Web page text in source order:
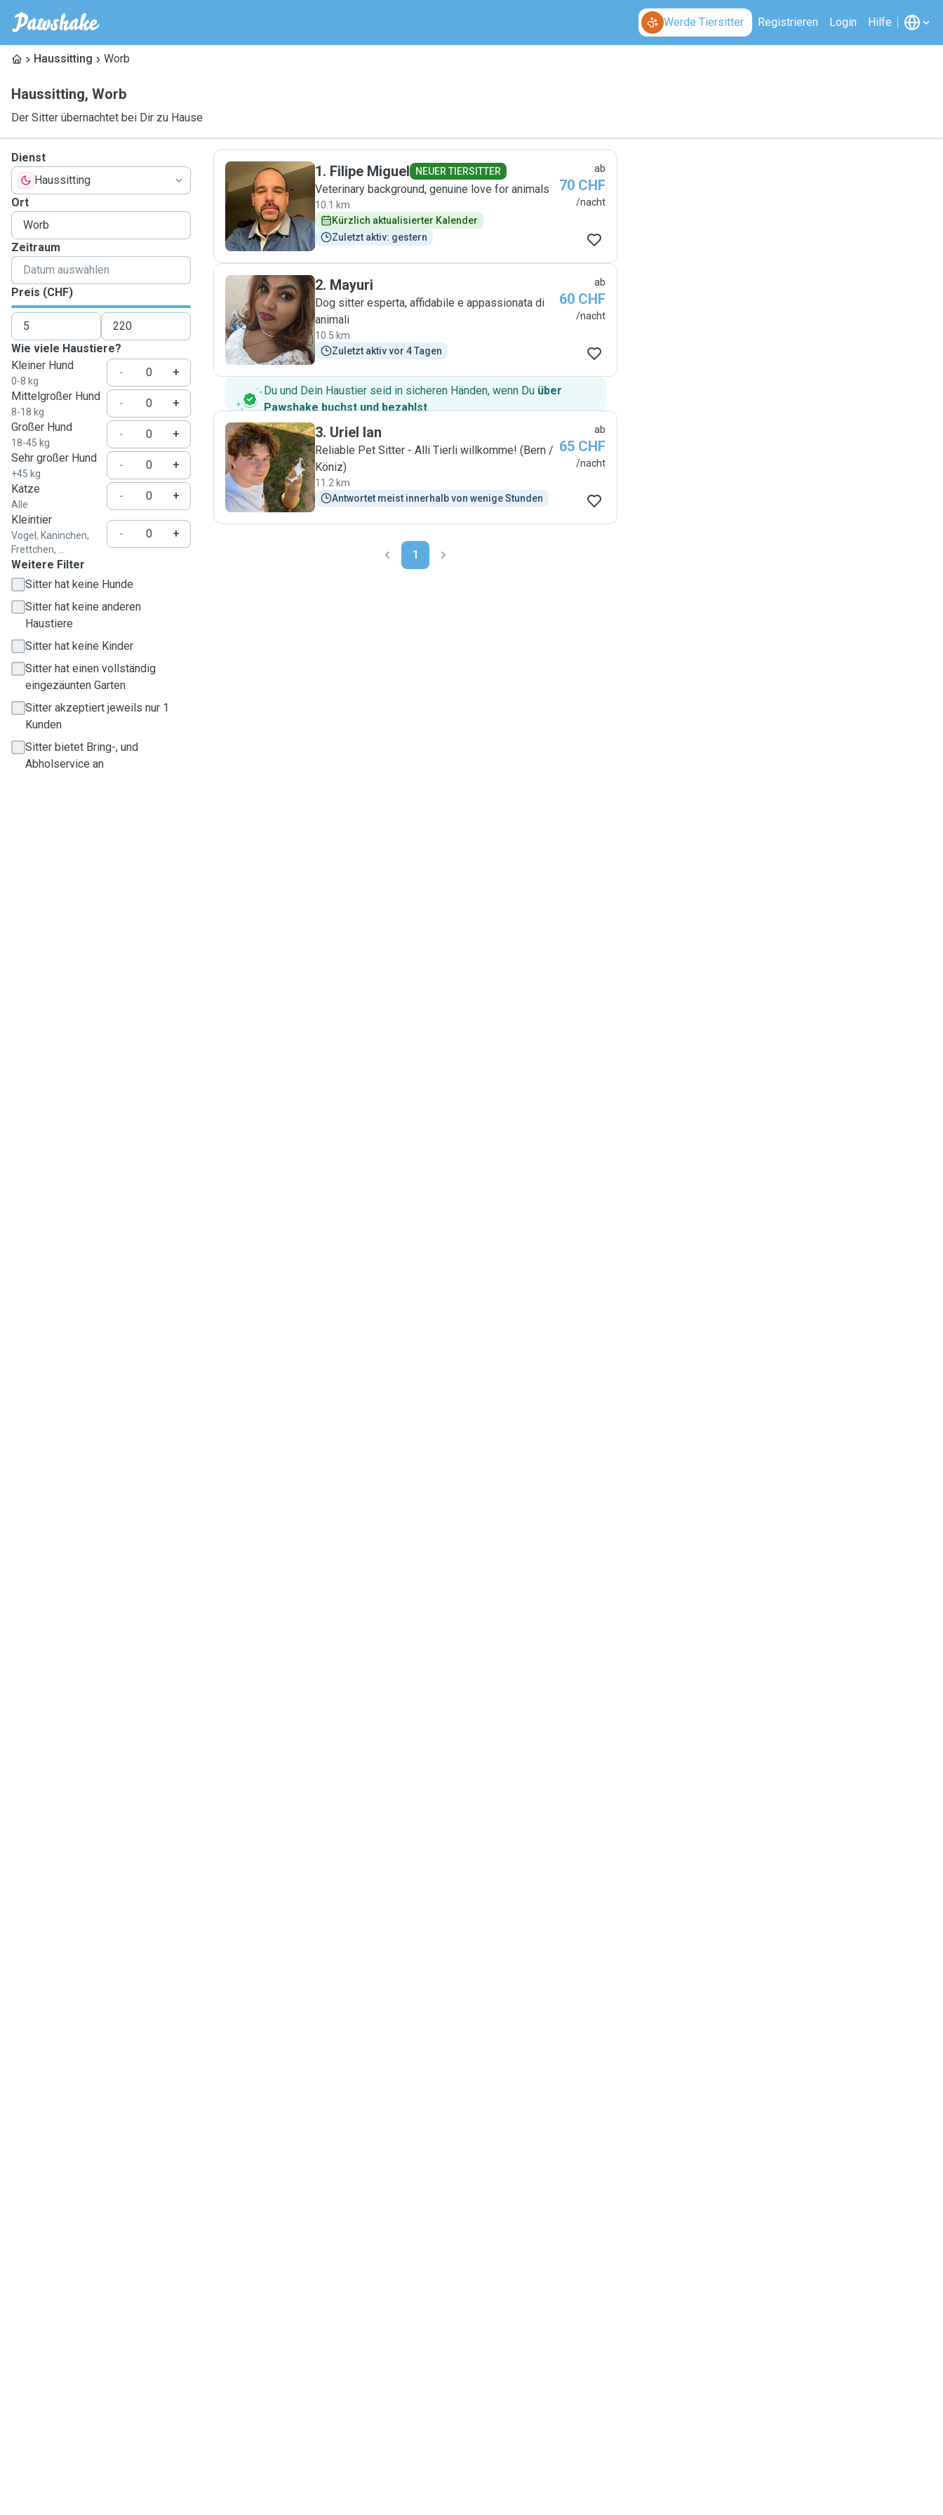
Werde Tiersitter Registrieren Login Hilfe
Haussitting Worb
Haussitting, Worb
Der Sitter übernachtet bei Dir zu Hause
Dienst
Haussitting
Ort
Zeitraum
Preis (CHF)
Wie viele Haustiere?
Kleiner Hund
0-8 kg
-
+
Mittelgroßer Hund
8-18 kg
-
+
Großer Hund
18-45 kg
-
+
Sehr großer Hund
+45 kg
-
+
Katze
Alle
-
+
Kleintier
Vogel, Kaninchen,
Frettchen, ...
- +
Weitere Filter
Sitter hat keine Hunde
Sitter hat keine anderen
Haustiere
Sitter hat keine Kinder
Sitter hat einen vollständig
eingezäunten Garten
Sitter akzeptiert jeweils nur 1
Kunden
Sitter bietet Bring-, und
Abholservice an
F
1. Filipe Miguel NEUER TIERSITTER
Veterinary background, genuine love for animals
10.1 km
Kürzlich aktualisierter Kalender
Zuletzt aktiv: gestern
ab
70 CHF
/nacht
M
2. Mayuri
Dog sitter esperta, affidabile e appassionata di
animali
10.5 km
Zuletzt aktiv vor 4 Tagen
ab
60 CHF
/nacht
Du und Dein Haustier seid in sicheren Händen, wenn Du über
Pawshake buchst und bezahlst.
U
3. Uriel Ian
Reliable Pet Sitter - Alli Tierli willkomme! (Bern /
Köniz)
11.2 km
Antwortet meist innerhalb von wenige Stunden
ab
65 CHF
/nacht
1